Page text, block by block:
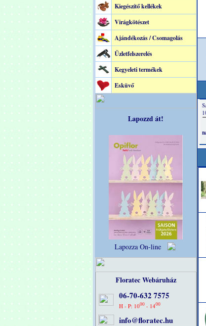
Kiegészítő kellékek
Virágkötészet
Ajándékozás / Csomagolás
Üzletfelszerelés
Kegyeleti termékek
Esküvő
Lapozzd át!
Lapozza On-line
Floratec Webáruház
06-70-632 7575
H - P: 1000- 1400
info@floratec.hu